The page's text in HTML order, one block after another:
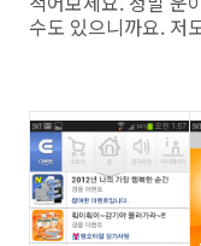
수도 있으니까요. 저